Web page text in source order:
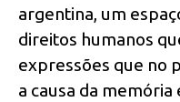
argentina, um
direitos humanos
expressões que no
a causa da memória